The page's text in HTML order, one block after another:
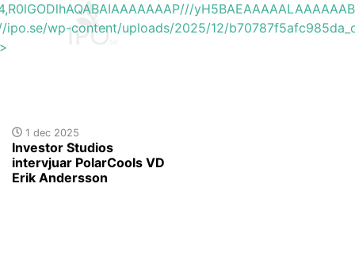
wp-content/uploads/2025/12/
1 dec 2025
Investor Studios
intervjuar PolarCools VD
Erik Andersson